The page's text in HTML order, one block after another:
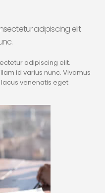
adipiscing elit
adipiscing elit.
id varius nunc. Vivamus
venenatis eget